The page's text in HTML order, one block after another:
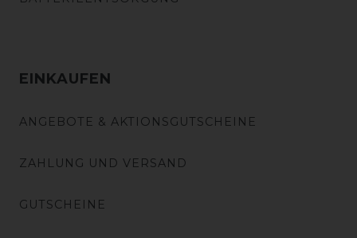
EINKAUFEN
ANGEBOTE & AKTIONSGUTSCHEINE
ZAHLUNG UND VERSAND
GUTSCHEINE